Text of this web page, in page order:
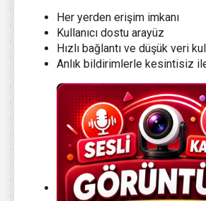
Her yerden erişim imkanı
Kullanıcı dostu arayüz
Hızlı bağlantı ve düşük veri
Anlık bildirimlerle kesintisiz